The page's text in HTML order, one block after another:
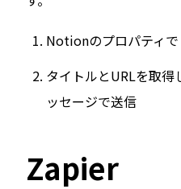
Notionのプロパティ
タイトルとURLを取
ッセージで送信
Zapier